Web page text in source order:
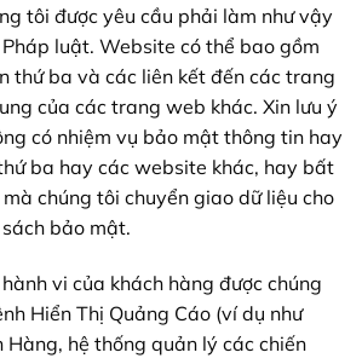
tôi được yêu cầu phải làm như vậy
luật. Website có thể bao gồm
thứ ba và các liên kết đến các trang
của các trang web khác. Xin lưu ý
có nhiệm vụ bảo mật thông tin hay
ba hay các website khác, hay bất
chúng tôi chuyển giao dữ liệu cho
bảo mật.
vi của khách hàng được chúng
Hiển Thị Quảng Cáo (ví dụ như
Hàng, hệ thống quản lý các chiến